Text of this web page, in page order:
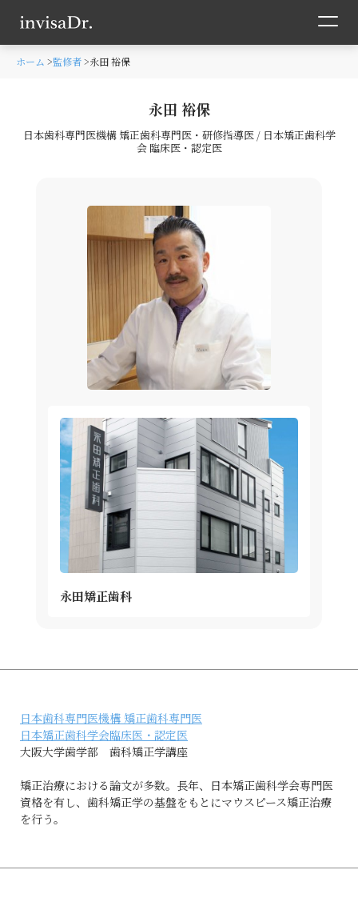
ホーム 監修者 永田 裕保
永田 裕保
日本歯科専門医機構 矯正歯科専門医・研修指導医 / 日本矯正歯科学
会 臨床医・認定医
永田矯正歯科
日本歯科専門医機構 矯正歯科専門医
日本矯正歯科学会臨床医・認定医
大阪大学歯学部 歯科矯正学講座
矯正治療における論文が多数。 長年、日本矯正歯科学会専門医
資格を有し、歯科矯正学の基盤をもとにマウスピース矯正治療
を行う。